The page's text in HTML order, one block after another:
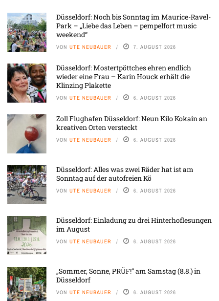
Düsseldorf: Noch bis Sonntag im Maurice-Ravel-
Park – „Liebe das Leben – pempelfort music
weekend“
VON UTE NEUBAUER 7. AUGUST 2026
Düsseldorf: Mostertpöttches ehren endlich
wieder eine Frau – Karin Houck erhält die
Klinzing Plakette
VON UTE NEUBAUER 6. AUGUST 2026
Zoll Flughafen Düsseldorf: Neun Kilo Kokain an
kreativen Orten versteckt
VON UTE NEUBAUER 6. AUGUST 2026
Düsseldorf: Alles was zwei Räder hat ist am
Sonntag auf der autofreien Kö
VON UTE NEUBAUER 6. AUGUST 2026
Düsseldorf: Einladung zu drei Hinterhoflesungen
im August
VON UTE NEUBAUER 6. AUGUST 2026
„Sommer, Sonne, PRÜF!“ am Samstag (8.8.) in
Düsseldorf
VON UTE NEUBAUER 6. AUGUST 2026